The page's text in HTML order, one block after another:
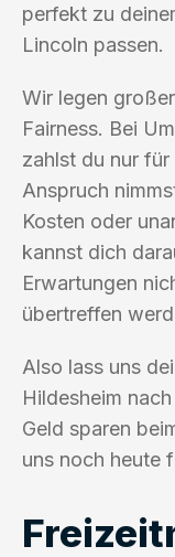
perfekt zu
Lincoln passen.
Wir legen
Fairness. Bei
zahlst du nur
Anspruch
Kosten oder
kannst dich
Erwartungen
übertreffen
Also lass uns
Hildesheim
Geld sparen
uns noch heute